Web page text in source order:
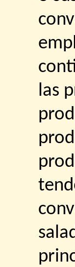
las